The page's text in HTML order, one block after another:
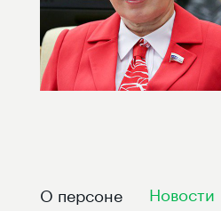
О персоне Новости